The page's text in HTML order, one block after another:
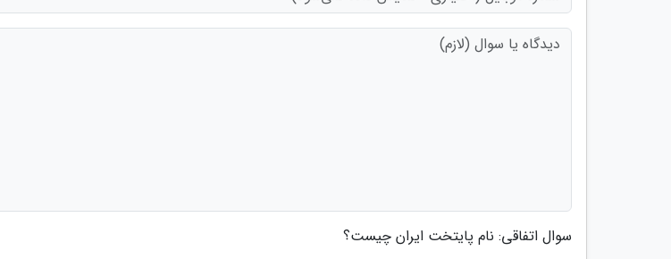
سوال اتفاقی: نام پایتخت ایران چیست؟